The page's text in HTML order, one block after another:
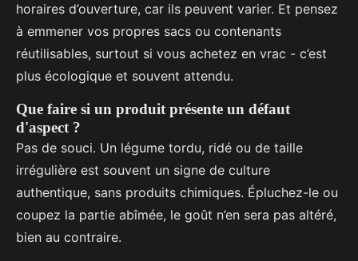
horaires d’ouverture, car ils peuvent varier. Et pensez
à emmener vos propres sacs ou contenants
réutilisables, surtout si vous achetez en vrac - c’est
plus écologique et souvent attendu.
Que faire si un produit présente un défaut
d'aspect ?
Pas de souci. Un légume tordu, ridé ou de taille
irrégulière est souvent un signe de culture
authentique, sans produits chimiques. Épluchez-le ou
coupez la partie abîmée, le goût n’en sera pas altéré,
bien au contraire.